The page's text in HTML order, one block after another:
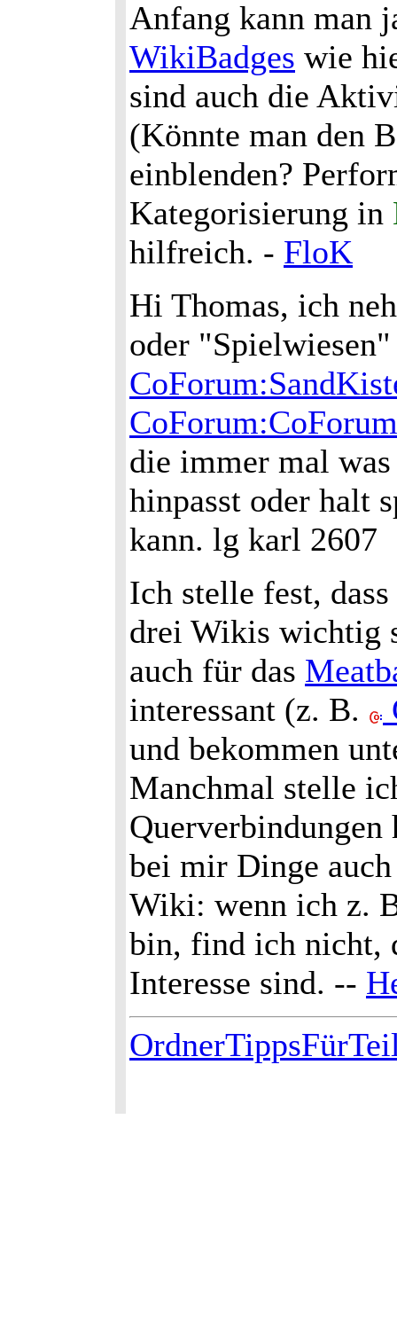
Anfang kann man
WikiBadges wie
sind auch die
(Könnte man den
einblenden?
Kategorisierung in
hilfreich. - FloK
Hi Thomas, ich
oder
die immer mal
hinpasst oder halt
kann. lg karl 2607
Ich stelle fest,
drei Wikis wichtig
auch für das
interessant (z. B.
und bekommen
Manchmal stelle
Querverbindungen
bei mir Dinge
Wiki: wenn ich z.
bin, find ich nicht,
Interesse sind. --